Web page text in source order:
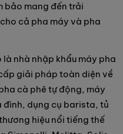
bảo mang đến trải
cả pha máy và pha
nhà nhập khẩu máy pha
giải pháp toàn diện về
cà phê tự động, máy
đình, dụng cụ barista, tủ
hiệu nổi tiếng thế